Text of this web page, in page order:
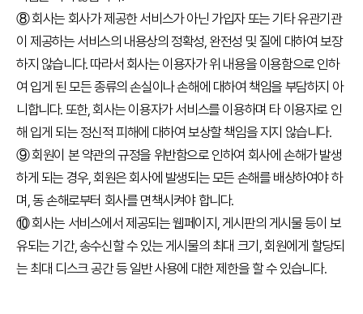
⑧ 회사는 회사가 제공한 서비스가 아닌 가입자 또는 기타 유관기관
이 제공하는 서비스의 내용상의 정확성, 완전성 및 질에 대하여 보장
하지 않습니다. 따라서 회사는 이용자가 위 내용을 이용함으로 인하
여 입게 된 모든 종류의 손실이나 손해에 대하여 책임을 부담하지 아
니합니다. 또한, 회사는 이용자가 서비스를 이용하며 타 이용자로 인
해 입게 되는 정신적 피해에 대하여 보상할 책임을 지지 않습니다.
⑨ 회원이 본 약관의 규정을 위반함으로 인하여 회사에 손해가 발생
하게 되는 경우, 회원은 회사에 발생되는 모든 손해를 배상하여야 하
며, 동 손해로부터 회사를 면책시켜야 합니다.
⑩ 회사는 서비스에서 제공되는 웹페이지, 게시판의 게시물 등이 보
유되는 기간, 송수신할 수 있는 게시물의 최대 크기, 회원에게 할당되
는 최대 디스크 공간 등 일반 사용에 대한 제한을 할 수 있습니다.